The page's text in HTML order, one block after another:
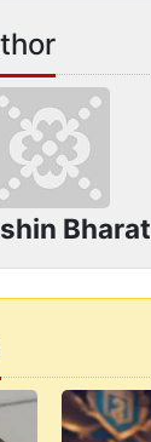
Bharat